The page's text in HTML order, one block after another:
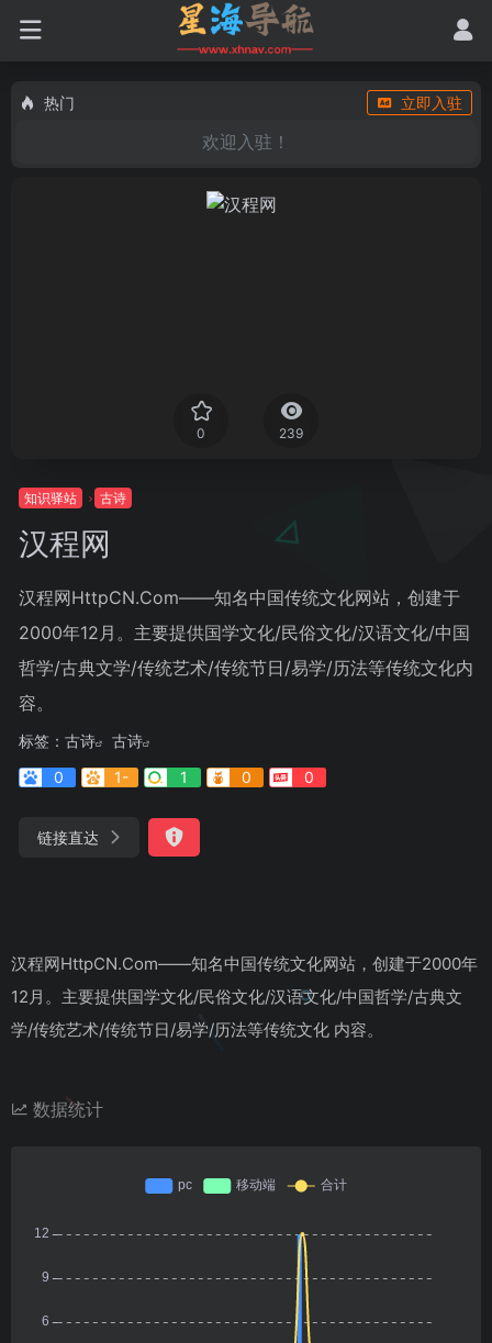
热门 立即入驻
欢迎入驻！
0 239
知识驿站 古诗
汉程网
汉程网HttpCN.Com——知名中国传统文化网站，创建于
2000年12月。主要提供国学文化/民俗文化/汉语文化/中国
哲学/古典文学/传统艺术/传统节日/易学/历法等传统文化内
容。
标签： 古诗
古诗
0
1- 1 0 0
链接直达
汉程网HttpCN.Com——知名中国传统文化网站，创建于2000年
12月。主要提供国学文化/民俗文化/汉语文化/中国哲学/古典文
学/传统艺术/传统节日/易学/历法等传统文化 内容。
数据统计